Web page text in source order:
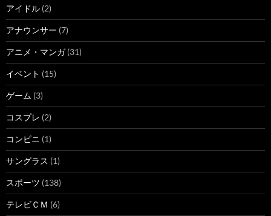
アイドル (2)
アナウンサー (7)
アニメ・マンガ(31)
イベント (15)
ゲーム (3)
コスプレ (2)
コンビニ (1)
サングラス (1)
スポーツ (138)
テレビＣＭ (6)